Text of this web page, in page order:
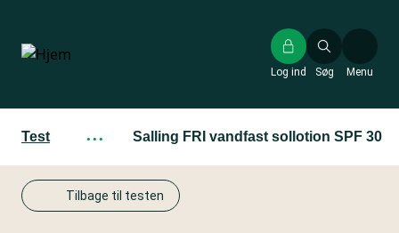
hovedindhold
Søg
Log ind Menu
Test ··· Salling FRI vandfast sollotion SPF 30
Tilbage til testen